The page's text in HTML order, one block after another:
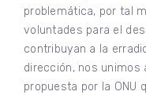
problemática, por tal
voluntades para el
contribuyan a la
dirección, nos unimos
propuesta por la ONU